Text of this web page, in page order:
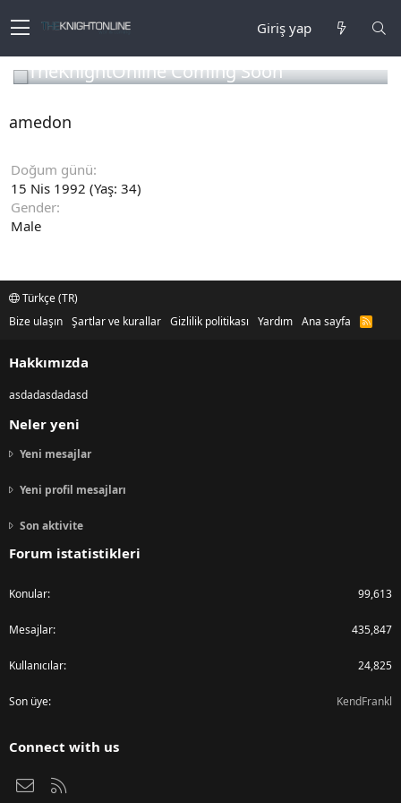
Giriş yap
TheKnightOnline Coming Soon
amedon
Doğum günü
15 Nis 1992 (Yaş: 34)
Gender
Male
Türkçe (TR)
Bize ulaşın Şartlar ve kurallar Gizlilik politikası Yardım Ana sayfa
R
Hakkımızda
asdadasdadasd
Neler yeni
Yeni mesajlar
Yeni profil mesajları
Son aktivite
Forum istatistikleri
Konular 99,613
Mesajlar 435,847
Kullanıcılar 24,825
Son üye KendFrankl
Connect with us
Bize ulaşın